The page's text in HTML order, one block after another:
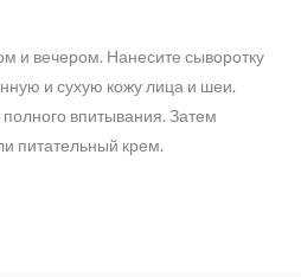
и вечером. Нанесите сыворотку
и сухую кожу лица и шеи.
впитывания. Затем
питательный крем.